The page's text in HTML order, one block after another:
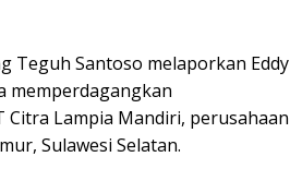
Teguh Santoso melaporkan Eddy
memperdagangkan
Citra Lampia Mandiri, perusahaan
Sulawesi Selatan.